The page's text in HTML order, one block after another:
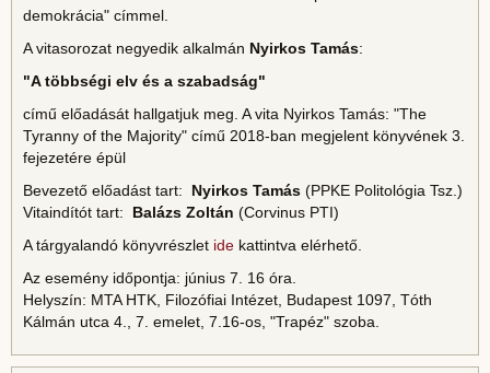
demokrácia" címmel.
A vitasorozat negyedik alkalmán Nyirkos Tamás:
"A többségi elv és a szabadság"
című előadását hallgatjuk meg. A vita Nyirkos Tamás: "The
Tyranny of the Majority" című 2018-ban megjelent könyvének 3.
fejezetére épül
Bevezető előadást tart: Nyirkos Tamás (PPKE Politológia Tsz.)
Vitaindítót tart: Balázs Zoltán (Corvinus PTI)
A tárgyalandó könyvrészlet ide kattintva elérhető.
Az esemény időpontja: június 7. 16 óra.
Helyszín: MTA HTK, Filozófiai Intézet, Budapest 1097, Tóth
Kálmán utca 4., 7. emelet, 7.16-os, "Trapéz" szoba.